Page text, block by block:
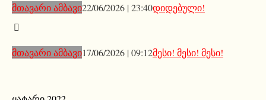
მთავარი ამბავი22/06/2026 | 23:40დიდებული!
მთავარი ამბავი17/06/2026 | 09:12მესი! მესი! მესი!